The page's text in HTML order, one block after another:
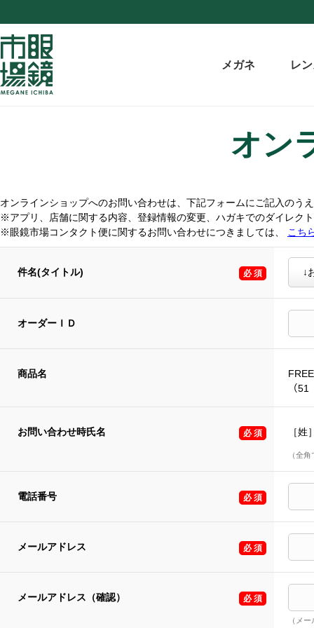
メガネ レ
オン
オンラインショップへのお問い合わせは、下記フォームにご記入のう
※アプリ、店舗に関する内容、登録情報の変更、ハガキでのダイレク
※眼鏡市場コンタクト便に関するお問い合わせにつきましては、
こち
件名(タイトル)
オーダーＩＤ
商品名
（
お問い合わせ時氏名 ［姓
（全
電話番号
メールアドレス
メールアドレス（確認）
（メ